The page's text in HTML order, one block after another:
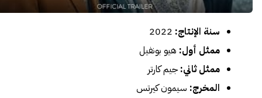
سنة الإنتاج:
ممثل أول: هيو بونفيل
ممثل ثاني:جيم كارتر
المخرج: سيمون كيرتس